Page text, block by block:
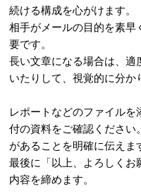
続ける構成を心がけます。
相手がメールの目的を素早
要です。
長い文章になる場合は、適
いたりして、視覚的に分か
レポートなどのファイル
付の資料をご確認ください
があることを明確に伝えま
最後に「以上、よろしくお
内容を締めます。